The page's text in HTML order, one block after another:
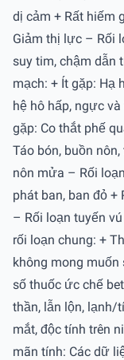
dị cảm + Rất hiếm
Giảm thị lực – Rối
suy tim, chậm dẫn
mạch: + Ít gặp: Hạ
hệ hô hấp, ngực
gặp: Co thắt phế
Táo bón, buồn
nôn mửa – Rối
phát ban, ban đỏ +
– Rối loạn tuyến
rối loạn chung: +
không mong
số thuốc ức chế
thần, lẫn lộn, lạnh/
mắt, độc tính trên
mãn tính: Các dữ